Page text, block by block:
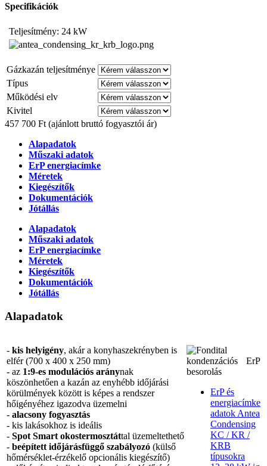
Specifikációk
Teljesítmény: 24 kW
Gázkazán teljesítménye
Típus
Működési elv
Kivitel
457 700 Ft (ajánlott bruttó fogyasztói ár)
Alapadatok
Műszaki adatok
ErP energiacímke
Méretek
Kiegészítők
Dokumentációk
Jótállás
Alapadatok
Műszaki adatok
ErP energiacímke
Méretek
Kiegészítők
Dokumentációk
Jótállás
Alapadatok
- kis helyigény, akár a konyhaszekrényben is
elfér (700 x 400 x 250 mm)
- az 1:9-es modulációs aránynak
köszönhetően a kazán az enyhébb időjárási
körülmények között is képes a rendszer
hőigényéhez igazodva üzemelni
- alacsony fogyasztás
- kis lakásokhoz is ideális
- Spot Smart okostermosztáttal üzemeltethető
- beépített időjárásfüggő szabályozó (külső
hőmérséklet-érzékelő opcionális kiegészítő)
ErP és
energiacímke
adatok Antea
Condensing
KC / KR /
KRB
típusokra